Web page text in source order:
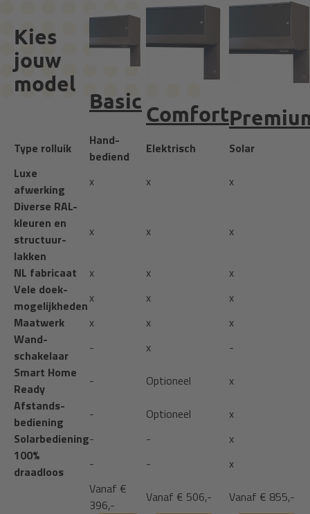
Kies
jouw
model
BasicComfort
Type rolluik
Hand­
bediend
Elektrisch
Solar
Luxe
afwerking
x x
x
Diverse RAL-
kleuren en
structuur­
lakken
x x x
NL fabricaat x x
x
Vele doek­
mogelijk­hedenx x
x
Maatwerk
x x
x
Wand­
schakelaar
- x
-
Smart Home
Ready
- Optioneel
x
Afstands­
bediening
- Optioneel
x
Solarbediening- -
x
100%
draadloos
- -
x
Vanaf €
396,-
Vanaf € 506,- Vanaf € 855,-